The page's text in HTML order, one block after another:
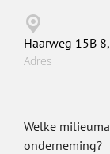
Haarweg 15B
Adres
Welke
onderneming?